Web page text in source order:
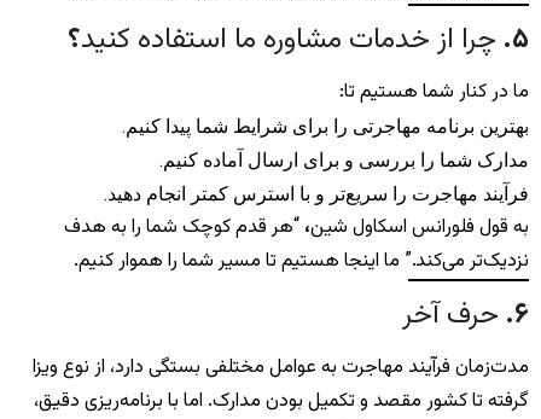
۵. چرا از خدمات مشاوره ما استفاده کنید؟
ما در کنار شما هستیم تا:
بهترین برنامه مهاجرتی را برای شرایط شما پیدا کنیم.
مدارک شما را بررسی و برای ارسال آماده کنیم.
فرآیند مهاجرت را سریع‌تر و با استرس کمتر انجام دهید.
به قول فلورانس اسکاول شین، “هر قدم کوچک شما را به هدف
نزدیک‌تر می‌کند.” ما اینجا هستیم تا مسیر شما را هموار کنیم.
۶. حرف آخر
مدت‌زمان فرآیند مهاجرت به عوامل مختلفی بستگی دارد، از نوع ویزا
گرفته تا کشور مقصد و تکمیل بودن مدارک. اما با برنامه‌ریزی دقیق،